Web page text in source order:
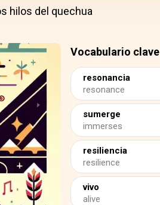
hilos del quechua
Vocabulario clave
resonancia
resonance
sumerge
immerses
resiliencia
resilience
vivo
alive